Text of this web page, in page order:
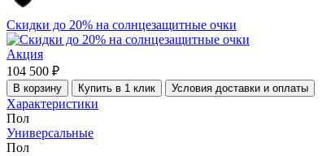
Скидки до 20% на солнцезащитные очки
Акция
104 500 ₽
В корзину Купить в 1 клик Условия доставки и оплаты
Характеристики
Пол
Универсальные
Пол